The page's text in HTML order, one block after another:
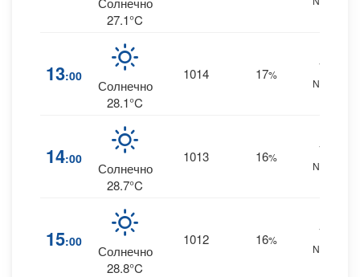
27.1°C
13:00
Солнечно
28.1°C
1014 17%
16
NNW
14:00
Солнечно
28.7°C
1013 16%
17
NNW
15:00
Солнечно
28.8°C
1012 16%
17
NNW